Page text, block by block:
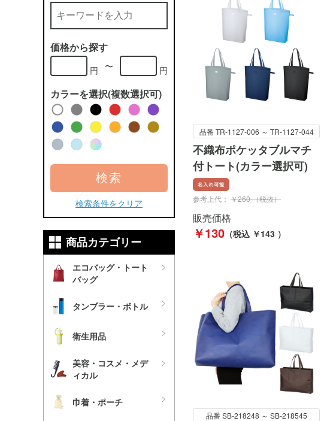
価格から探す
円 〜 円
カラーを選択(複数選択可)
検索
検索条件をクリア
商品カテゴリー
エコバッグ・トート
バッグ
タンブラー・ボトル
衛生用品
美容・コスメ・メデ
ィカル
巾着・ポーチ
品番 TR-1127-006 ～ TR-1127-044
不織布ポケッタブルマチ
付トート(カラー選択可)
参考上代： ￥260 （税抜）
販売価格
￥130 （税込 ￥143 ）
品番 SB-218248 ～ SB-218545